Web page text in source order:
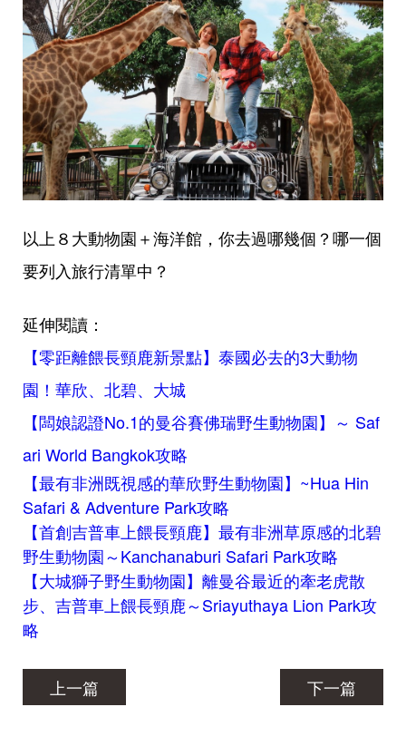
以上８大動物園＋海洋館，你去過哪幾個？哪一個
要列入旅行清單中？
延伸閱讀：
【零距離餵長頸鹿新景點】泰國必去的3大動物
園！華欣、北碧、大城
【闆娘認證No.1的曼谷賽佛瑞野生動物園】～ Saf
ari World Bangkok攻略
【最有非洲既視感的華欣野生動物園】~Hua Hin
Safari & Adventure Park攻略
【首創吉普車上餵長頸鹿】最有非洲草原感的北碧
野生動物園～Kanchanaburi Safari Park攻略
【大城獅子野生動物園】離曼谷最近的牽老虎散
步、吉普車上餵長頸鹿～Sriayuthaya Lion Park攻
略
上一篇 下一篇